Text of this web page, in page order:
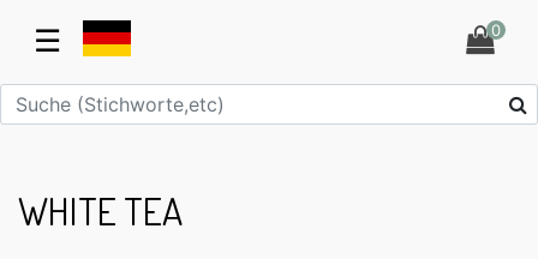
☰ 0
WHITE TEA